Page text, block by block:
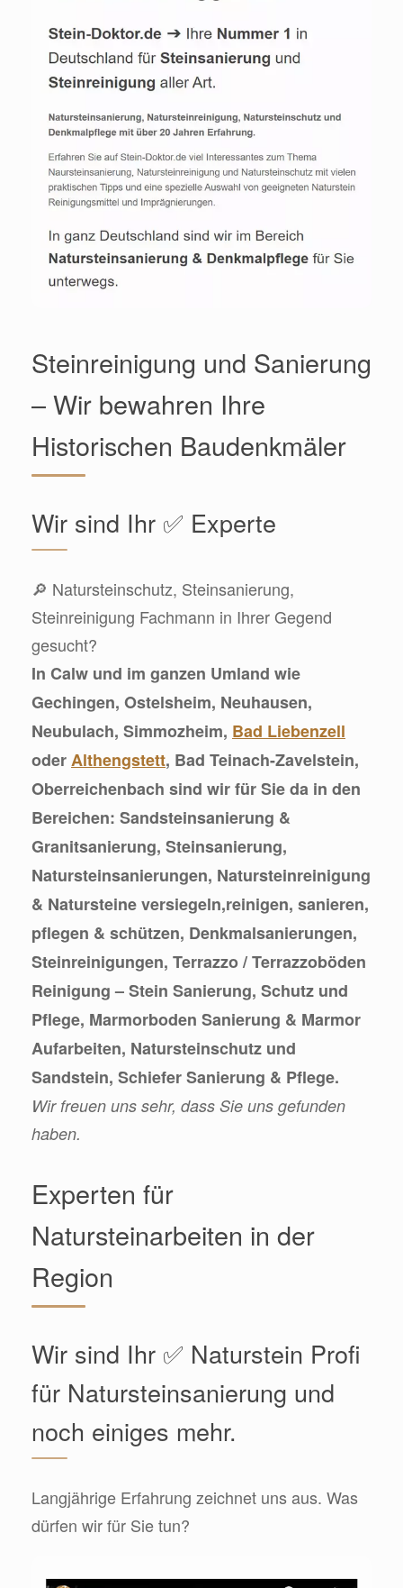
Steinreinigung und Sanierung
– Wir bewahren Ihre
Historischen Baudenkmäler
Wir sind Ihr ✅ Experte
🔎 Natursteinschutz, Steinsanierung,
Steinreinigung Fachmann in Ihrer Gegend
gesucht?
In Calw und im ganzen Umland wie
Gechingen, Ostelsheim, Neuhausen,
Neubulach, Simmozheim, Bad Liebenzell
oderAlthengstett, Bad Teinach-Zavelstein,
Oberreichenbach sind wir für Sie da in den
Bereichen: Sandsteinsanierung &
Granitsanierung, Steinsanierung,
Natursteinsanierungen, Natursteinreinigung
& Natursteine versiegeln,reinigen, sanieren,
pflegen & schützen, Denkmalsanierungen,
Steinreinigungen, Terrazzo / Terrazzoböden
Reinigung – Stein Sanierung, Schutz und
Pflege, Marmorboden Sanierung & Marmor
Aufarbeiten, Natursteinschutz und
Sandstein, Schiefer Sanierung & Pflege.
Wir freuen uns sehr, dass Sie uns gefunden
haben.
Experten für
Natursteinarbeiten in der
Region
Wir sind Ihr ✅ Naturstein Profi
für Natursteinsanierung und
noch einiges mehr.
Langjährige Erfahrung zeichnet uns aus. Was
dürfen wir für Sie tun?